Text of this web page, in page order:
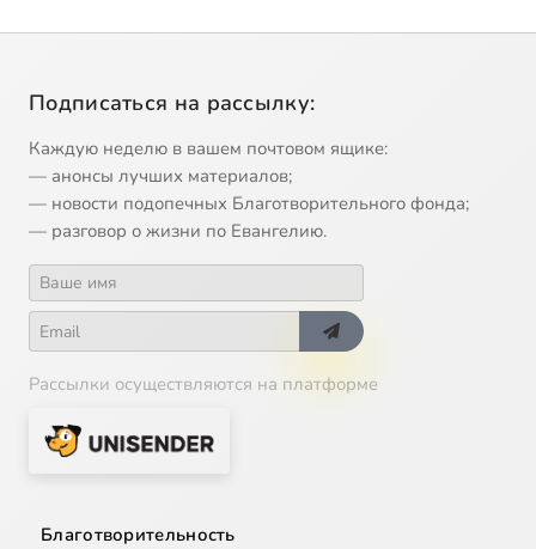
Подписаться на рассылку:
Каждую неделю в вашем почтовом ящике:
— анонсы лучших материалов;
— новости подопечных Благотворительного фонда;
— разговор о жизни по Евангелию.
Рассылки осуществляются на платформе
Благотворительность